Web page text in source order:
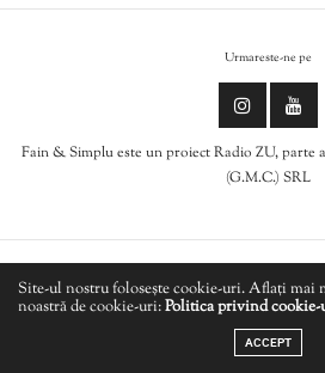
ANGELA
Urmareste-ne pe
Fain & Simplu este un proiect Radio ZU,
(G.M.C.) SRL
Politica de cookies
Politică de
Site-ul nostru folosește cookie-uri. Aflați mai
noastră de cookie-uri:Politica privind
ACCEPT